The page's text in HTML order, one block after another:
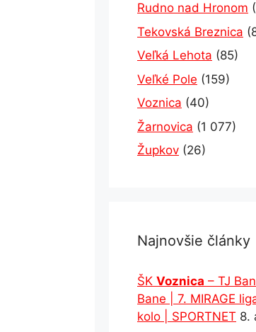
Rudno nad Hronom
Tekovská Breznica
Veľká Lehota (85)
Veľké Pole (159)
Voznica (40)
Žarnovica (1 077)
Župkov (26)
Najnovšie články
ŠK Voznica – TJ
Bane | 7. MIRAGE
kolo | SPORTNET 8.